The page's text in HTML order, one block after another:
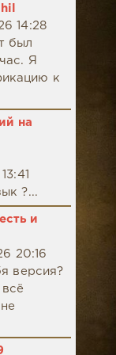
14:28
был
Я
к
на
?...
и
20:16
версия?
всё